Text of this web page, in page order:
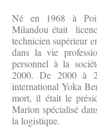
Né en 1968 à
Milandou était
technicien supérieur
dans la vie
personnel à la
2000. De 2000 à
international Yoka
mort, il était le
Marion spécialisé
la logistique.